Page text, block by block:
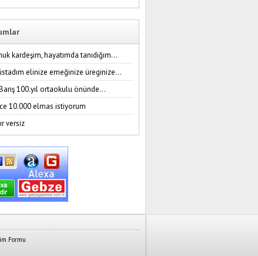
kardeşim, hayatımda tanıdığım...
elinize emeğinize üreginize...
100.yıl ortaokulu önünde...
10.000 elmas istiyorum
versiz
Formu